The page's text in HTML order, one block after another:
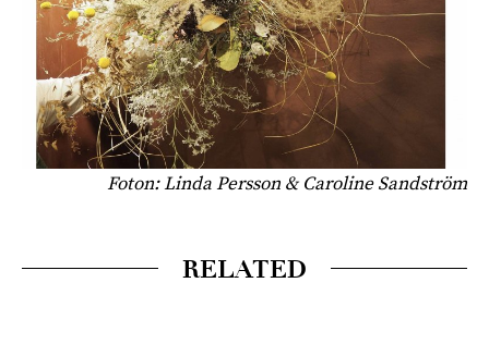
Foton: Linda Persson & Caroline Sandström
RELATED